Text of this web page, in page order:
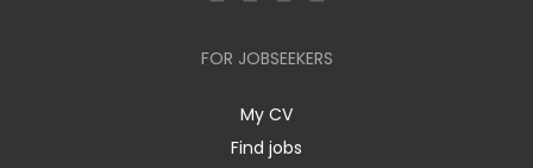
FOR JOBSEEKERS
My CV
Find jobs